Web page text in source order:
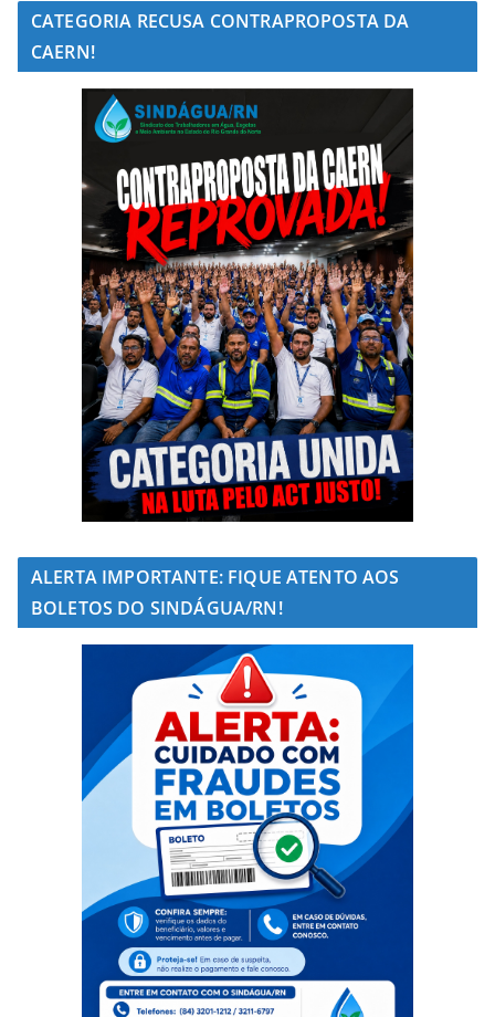
CATEGORIA RECUSA CONTRAPROPOSTA DA
CAERN!
ALERTA IMPORTANTE: FIQUE ATENTO AOS
BOLETOS DO SINDÁGUA/RN!